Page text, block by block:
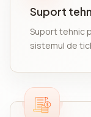
Suport
Suport tehnic
sistemul de